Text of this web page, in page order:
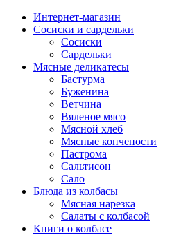
Интернет-магазин
Сосиски и сардельки
Сосиски
Сардельки
Мясные деликатесы
Бастурма
Буженина
Ветчина
Вяленое мясо
Мясной хлеб
Мясные копчености
Пастрома
Сальтисон
Сало
Блюда из колбасы
Мясная нарезка
Салаты с колбасой
Книги о колбасе